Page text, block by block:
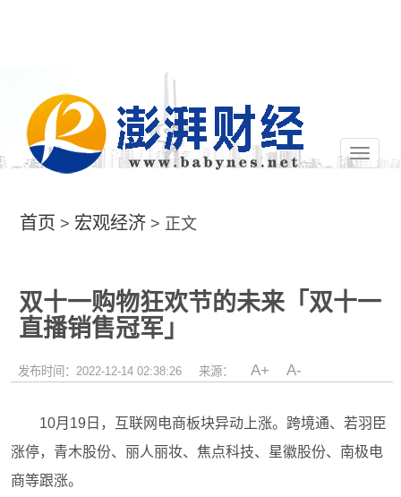
切
换
首页 > 宏观经济 > 正文
双十一购物狂欢节的未来「双十一
直播销售冠军」
发布时间：2022-12-14 02:38:26 来源： A+ A-
10月19日，互联网电商板块异动上涨。跨境通、若羽臣
涨停，青木股份、丽人丽妆、焦点科技、星徽股份、南极电
商等跟涨。